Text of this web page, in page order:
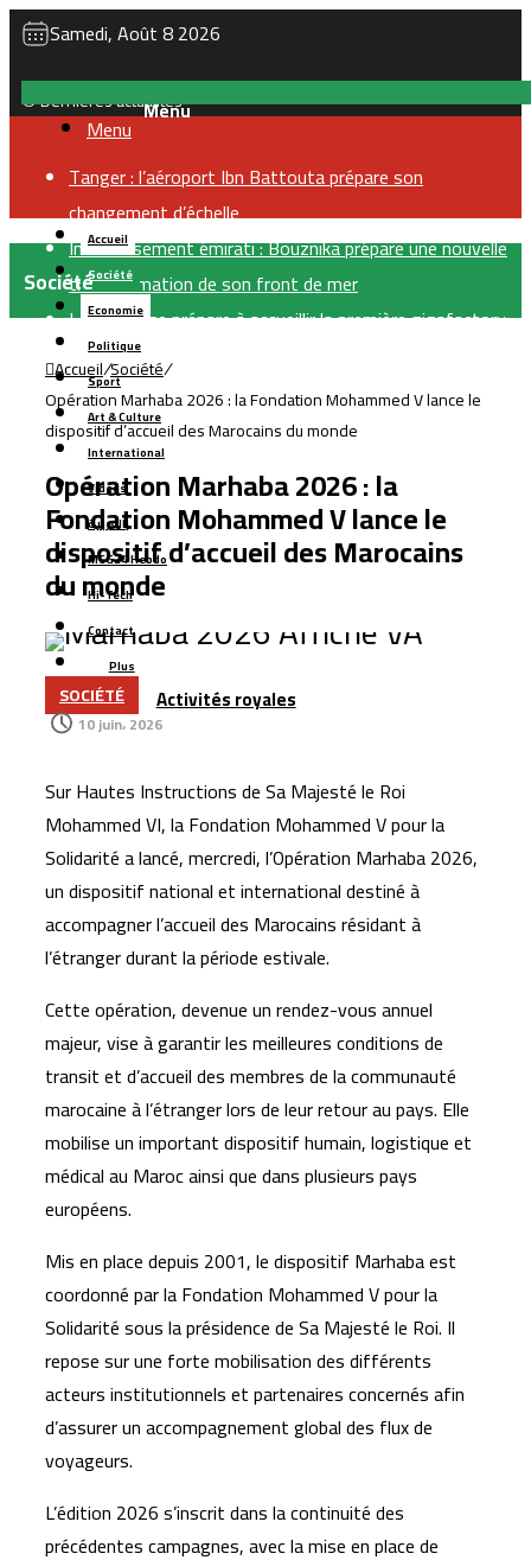
Samedi, Août 8 2026
Dernières actualités
Tanger : l’aéroport Ibn Battouta prépare son
changement d’échelle
Investissement émirati : Bouznika prépare une nouvelle
transformation de son front de mer
Le Maroc se prépare à accueillir la première gigafactory
africaine de batteries électriques, pour un
investissement de 65 milliards de dirhams
Le Maroc en tête en Afrique du Nord pour le soutien au
libre-échange et à l’ouverture internationale
Le Maroc prévoit 36 stations de dessalement pour
renforcer sa sécurité hydrique à l’horizon 2030
Managem lance une nouvelle branche énergétique et
mise sur le gaz naturel pour accélérer sa croissance
Azimut Holding mise sur le Maroc et les marchés
émergents pour accélérer son expansion internationale
La Bourse de Casablanca lance une nouvelle plateforme
marché
L’aéroport Rabat-Salé enregistre une hausse de 14,8 %
du trafic passagers au premier semestre 2026
La startup marocaine Afdal représentera le Maroc à la
Silicon Valley
Menu
Accueil
Société
Economie
Politique
Sport
Art & Culture
International
Vidéos
بالعربية
MCG24 Hebdo
Hi-Tech
Contact
Plus
Activités royales
Société
Accueil/Société/
Opération Marhaba 2026 : la Fondation Mohammed V lance le
dispositif d’accueil des Marocains du monde
Opération Marhaba 2026 : la
Fondation Mohammed V lance le
dispositif d’accueil des Marocains
du monde
SOCIÉTÉ
10 juin، 2026
Sur Hautes Instructions de Sa Majesté le Roi
Mohammed VI, la Fondation Mohammed V pour la
Solidarité a lancé, mercredi, l’Opération Marhaba 2026,
un dispositif national et international destiné à
accompagner l’accueil des Marocains résidant à
l’étranger durant la période estivale.
Cette opération, devenue un rendez-vous annuel
majeur, vise à garantir les meilleures conditions de
transit et d’accueil des membres de la communauté
marocaine à l’étranger lors de leur retour au pays. Elle
mobilise un important dispositif humain, logistique et
médical au Maroc ainsi que dans plusieurs pays
européens.
Mis en place depuis 2001, le dispositif Marhaba est
coordonné par la Fondation Mohammed V pour la
Solidarité sous la présidence de Sa Majesté le Roi. Il
repose sur une forte mobilisation des différents
acteurs institutionnels et partenaires concernés afin
d’assurer un accompagnement global des flux de
voyageurs.
L’édition 2026 s’inscrit dans la continuité des
précédentes campagnes, avec la mise en place de